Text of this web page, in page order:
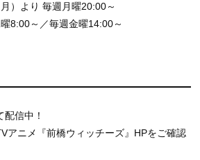
）より 毎週月曜20:00～
8:00～／毎週金曜14:00～
信中！
アニメ『前橋ウィッチーズ』HPをご確認